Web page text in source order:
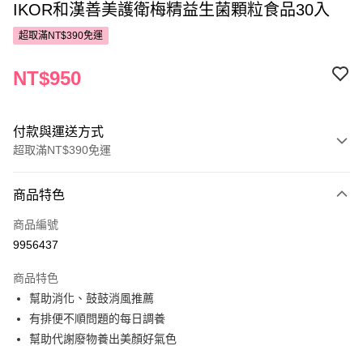
IKOR和漢善美護衛梅精益生菌顆粒食品30入
超取滿NT$390免運
NT$950
付款與運送方式
超取滿NT$390免運
POYA支付
信用卡一次付款
LINE Pay
Apple Pay
商品特色
商品編號
9956437
商品特色
幫助消化、鼓鼓消風推薦
有排便不順問題的每日調養
幫助代謝廢物養出美顏好氣色